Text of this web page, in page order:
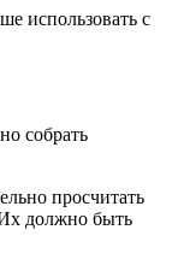
использовать с
собрать
просчитать
должно быть